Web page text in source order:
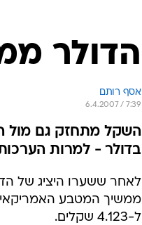
הדולר ממשיך
אסף רותם
6.4.2007 / 7:39
בדולר - למרות
ל-4.123 שקלים.